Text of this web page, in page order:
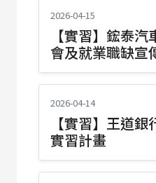
2026-04-15
【實習】鋐泰
會及就業職缺宣
2026-04-14
【實習】王道
實習計畫